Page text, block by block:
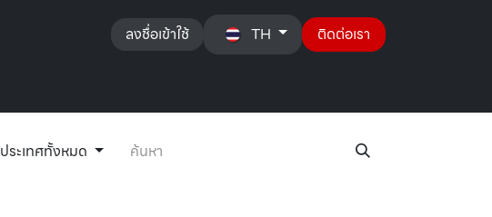
ลงชื่อเข้าใช้
TH ติดต่อเรา
ประเทศทั้งหมด